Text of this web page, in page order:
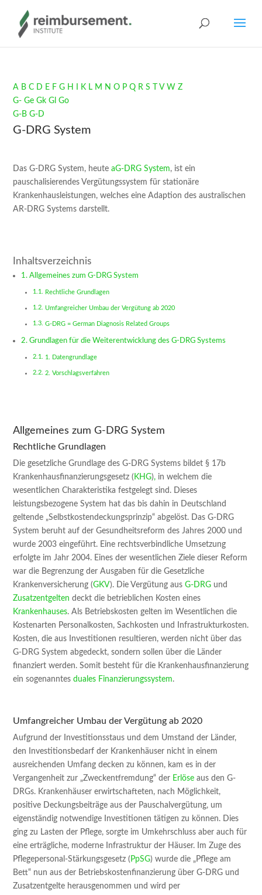
A B C D E F G H K L M N O P Q R S V W Z
G- Ge Gk Gl Go
G-B G-D
G-DRG System
Das G-DRG System, heuteaG-DRG System, ist ein
pauschalisierendes Vergütungssystem für stationäre
Krankenhausleistungen, welches eine Adaption des australischen
AR-DRG Systems darstellt.
Inhaltsverzeichnis
Allgemeines zum G-DRG System
Rechtliche Grundlagen
Umfangreicher Umbau der Vergütung ab 2020
G-DRG = German Diagnosis Related Groups
Grundlagen für die Weiterentwicklung des G-DRG Systems
1. Datengrundlage
2. Vorschlagsverfahren
Allgemeines zum G-DRG System
Rechtliche Grundlagen
Die gesetzliche Grundlage des G-DRG Systems bildet § 17b
Krankenhausfinanzierungsgesetz ( KHG), in welchem die
wesentlichen Charakteristika festgelegt sind. Dieses
leistungsbezogene System hat das bis dahin in Deutschland
geltende „Selbstkostendeckungsprinzip“ abgelöst. Das G-DRG
System beruht auf der Gesundheitsreform des Jahres 2000 und
wurde 2003 eingeführt. Eine rechtsverbindliche Umsetzung
erfolgte im Jahr 2004. Eines der wesentlichen Ziele dieser Reform
war die Begrenzung der Ausgaben für die Gesetzliche
Krankenversicherung (GKV). Die Vergütung ausG-DRG und
Zusatzentgelten deckt die betrieblichen Kosten eines
Krankenhauses. Als Betriebskosten gelten im Wesentlichen die
Kostenarten Personalkosten, Sachkosten und Infrastrukturkosten.
Kosten, die aus Investitionen resultieren, werden nicht über das
G-DRG System abgedeckt, sondern sollen über die Länder
finanziert werden. Somit besteht für die Krankenhausfinanzierung
ein sogenanntesduales Finanzierungssystem.
Umfangreicher Umbau der Vergütung ab 2020
Aufgrund der Investitionsstaus und dem Umstand der Länder,
den Investitionsbedarf der Krankenhäuser nicht in einem
ausreichenden Umfang decken zu können, kam es in der
Vergangenheit zur „Zweckentfremdung“ der Erlöse aus den G-
DRGs. Krankenhäuser erwirtschafteten, nach Möglichkeit,
positive Deckungsbeiträge aus der Pauschalvergütung, um
eigenständig notwendige Investitionen tätigen zu können. Dies
ging zu Lasten der Pflege, sorgte im Umkehrschluss aber auch für
eine erträgliche, moderne Infrastruktur der Häuser. Im Zuge des
Pflegepersonal-Stärkungsgesetz ( PpSG) wurde die „Pflege am
Bett“ nun aus der Betriebskostenfinanzierung über G-DRG und
Zusatzentgelte herausgenommen und wird per